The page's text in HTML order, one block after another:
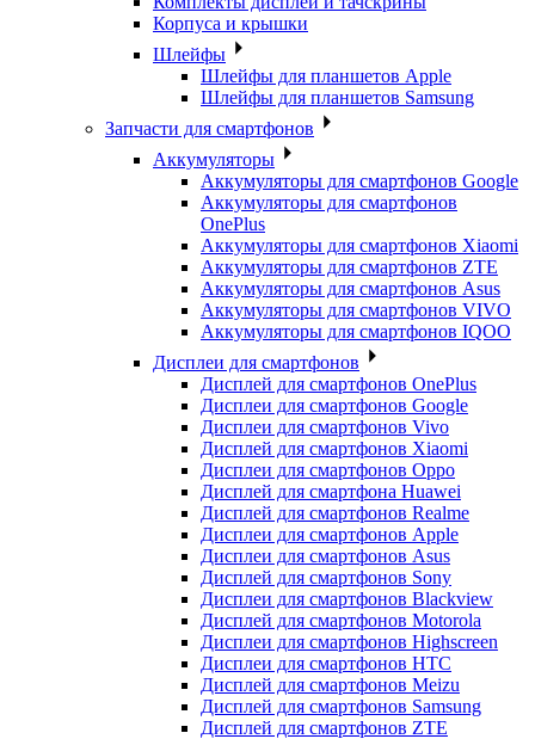
Корпуса и крышки
Шлейфы
Шлейфы для планшетов Apple
Шлейфы для планшетов Samsung
Запчасти для смартфонов
Аккумуляторы
Аккумуляторы для смартфонов Google
Аккумуляторы для смартфонов
OnePlus
Аккумуляторы для смартфонов Xiaomi
Аккумуляторы для смартфонов ZTE
Аккумуляторы для cмартфонов Asus
Аккумуляторы для смартфонов VIVO
Аккумуляторы для смартфонов IQOO
Дисплеи для смартфонов
Дисплей для смартфонов OnePlus
Дисплеи для смартфонов Google
Дисплеи для смартфонов Vivo
Дисплей для смартфонов Xiaomi
Дисплеи для смартфонов Oppo
Дисплей для смартфона Huawei
Дисплей для смартфонов Realme
Дисплеи для смартфонов Apple
Дисплеи для смартфонов Asus
Дисплей для смартфонов Sony
Дисплеи для смартфонов Blackview
Дисплей для смартфонов Motorola
Дисплеи для смартфонов Highscreen
Дисплеи для смартфонов HTC
Дисплей для смартфонов Meizu
Дисплей для смартфонов Samsung
Дисплей для смартфонов ZTE